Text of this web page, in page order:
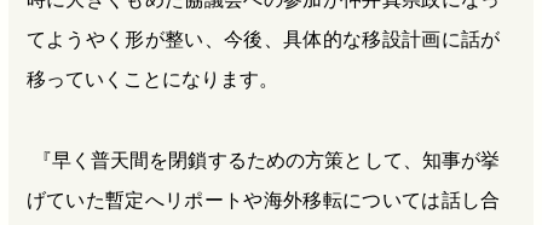
てようやく形が整い、今後、具体的な移設計画に話が
移っていくことになります。
『早く普天間を閉鎖するための方策として、知事が挙
げていた暫定へリポートや海外移転については話し合